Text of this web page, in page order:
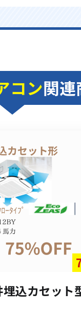
コン関連
込カセット